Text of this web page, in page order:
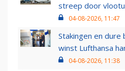
streep door
04-08-2026, 11:47
Stakingen en dure
winst Lufthansa
04-08-2026, 11:38